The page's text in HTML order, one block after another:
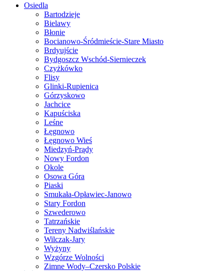
Osiedla
Bartodzieje
Bielawy
Błonie
Bocianowo-Śródmieście-Stare Miasto
Brdyujście
Bydgoszcz Wschód-Siernieczek
Czyżkówko
Flisy
Glinki-Rupienica
Górzyskowo
Jachcice
Kapuściska
Leśne
Łęgnowo
Łęgnowo Wieś
Miedzyń-Prądy
Nowy Fordon
Okole
Osowa Góra
Piaski
Smukała-Opławiec-Janowo
Stary Fordon
Szwederowo
Tatrzańskie
Tereny Nadwiślańskie
Wilczak-Jary
Wyżyny
Wzgórze Wolności
Zimne Wody–Czersko Polskie